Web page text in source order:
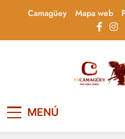
Camagüey Mapa web
Cuba
informa,
MENÚ